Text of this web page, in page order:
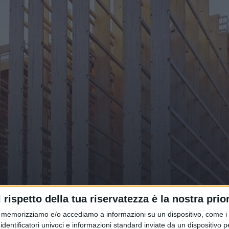
rispetto della tua riservatezza è la nostra
memorizziamo e/o accediamo a informazioni su un dispositivo, come
univoci e informazioni standard inviate da un dispositivo
un nuovo hub interamente